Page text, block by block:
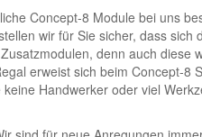
Concept-8 Module bei uns
wir für Sie sicher, dass sich
denn auch diese
erweist sich beim Concept-8
Handwerker oder viel